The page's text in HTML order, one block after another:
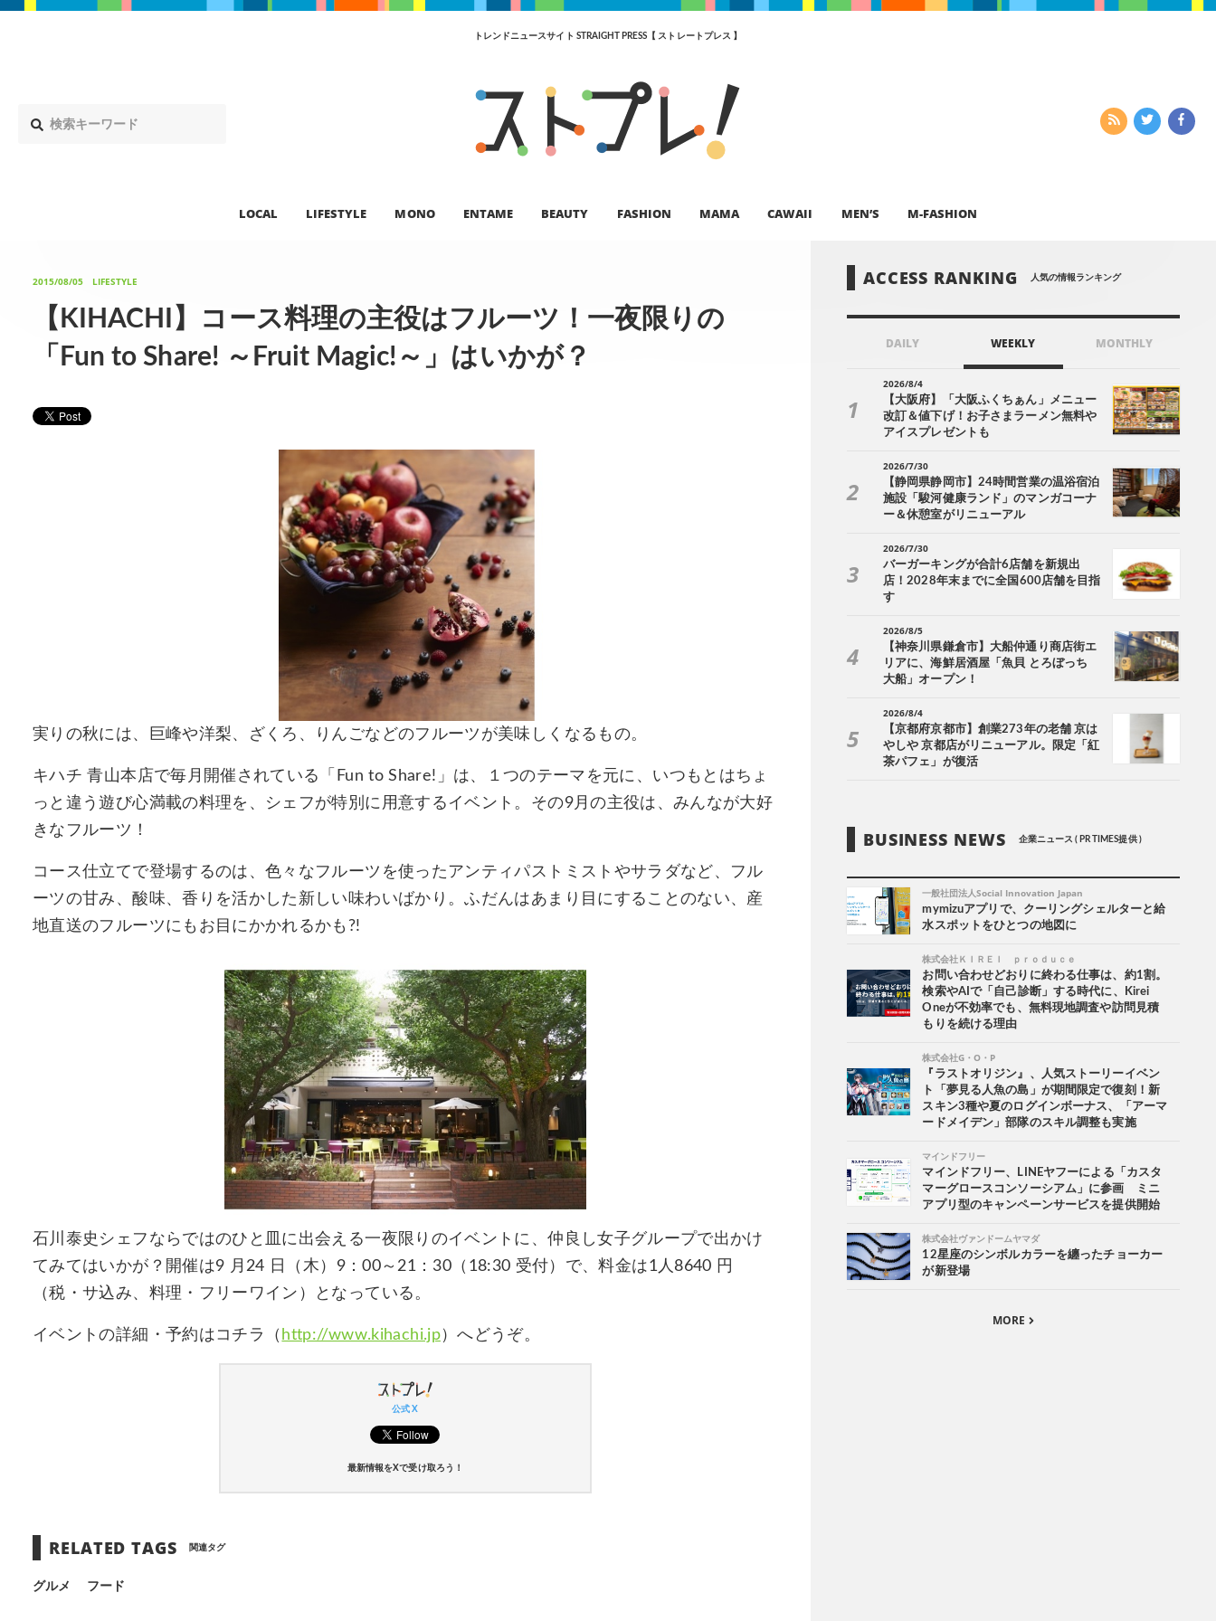
トレンドニュースサイト STRAIGHT PRESS【 ストレートプレス 】
LOCAL LIFESTYLE MONO ENTAME BEAUTY FASHION MAMA CAWAII MEN’S M-FASHION
2015/08/05 LIFESTYLE
【KIHACHI】コース料理の主役はフルーツ！一夜限りの
「Fun to Share! ～Fruit Magic!～」はいかが？
実りの秋には、巨峰や洋梨、ざくろ、りんごなどのフルーツが美味しくなるもの。
キハチ 青山本店で毎月開催されている「Fun to Share!」は、１つのテーマを元に、いつもとはちょ
っと違う遊び心満載の料理を、シェフが特別に用意するイベント。その9月の主役は、みんなが大好
きなフルーツ！
コース仕立てで登場するのは、色々なフルーツを使ったアンティパストミストやサラダなど、フル
ーツの甘み、酸味、香りを活かした新しい味わいばかり。ふだんはあまり目にすることのない、産
地直送のフルーツにもお目にかかれるかも?!
石川泰史シェフならではのひと皿に出会える一夜限りのイベントに、仲良し女子グループで出かけ
てみてはいかが？開催は9 月24 日（木）9：00～21：30（18:30 受付）で、料金は1人8640 円
（税・サ込み、料理・フリーワイン）となっている。
イベントの詳細・予約はコチラ（ http://www.kihachi.jp）へどうぞ。
公式 X
最新情報をXで受け取ろう！
RELATED TAGS 関連タグ
グルメ フード
ACCESS RANKING 人気の情報ランキング
DAILY WEEKLY MONTHLY
2026/8/4
【大阪府】「大阪ふくちぁん」メニュー
改訂＆値下げ！お子さまラーメン無料や
アイスプレゼントも
2026/7/30
【静岡県静岡市】24時間営業の温浴宿泊
施設「駿河健康ランド」のマンガコーナ
ー＆休憩室がリニューアル
2026/7/30
バーガーキングが合計6店舗を新規出
店！2028年末までに全国600店舗を目指
す
2026/8/5
【神奈川県鎌倉市】大船仲通り商店街エ
リアに、海鮮居酒屋「魚貝 とろぼっち
大船」オープン！
2026/8/4
【京都府京都市】創業273年の老舗 京は
やしや 京都店がリニューアル。限定「紅
茶パフェ」が復活
BUSINESS NEWS 企業ニュース ( PR TIMES提供 )
一般社団法人Social Innovation Japan
mymizuアプリで、クーリングシェルターと給
水スポットをひとつの地図に
株式会社ＫＩＲＥＩ ｐｒｏｄｕｃｅ
お問い合わせどおりに終わる仕事は、約1割。
検索やAIで「自己診断」する時代に、Kirei
Oneが不効率でも、無料現地調査や訪問見積
もりを続ける理由
株式会社G・O・P
『ラストオリジン』、人気ストーリーイベン
ト「夢見る人魚の島」が期間限定で復刻！新
スキン3種や夏のログインボーナス、「アーマ
ードメイデン」部隊のスキル調整も実施
マインドフリー
マインドフリー、LINEヤフーによる「カスタ
マーグロースコンソーシアム」に参画 ミニ
アプリ型のキャンペーンサービスを提供開始
株式会社ヴァンドームヤマダ
12星座のシンボルカラーを纏ったチョーカー
が新登場
MORE